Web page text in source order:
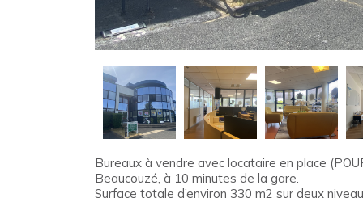
Bureaux à vendre avec locataire en place
Beaucouzé, à 10 minutes de la gare.
Surface totale d’environ 330 m2 sur deux